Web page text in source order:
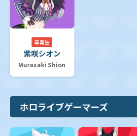
卒業生
紫咲シオン
Murasaki Shion
ホロライブゲーマーズ